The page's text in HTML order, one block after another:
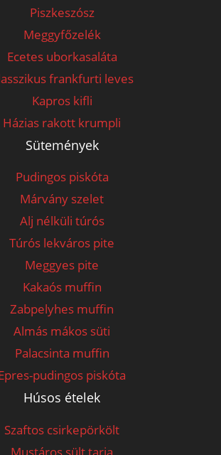
Piszkeszósz
Meggyfőzelék
Ecetes uborkasaláta
frankfurti leves
Kapros kifli
Házias rakott krumpli
Sütemények
Pudingos piskóta
Márvány szelet
Alj nélküli túrós
Túrós lekváros pite
Meggyes pite
Kakaós muffin
Zabpelyhes muffin
Almás mákos süti
Palacsinta muffin
pudingos piskóta
Húsos ételek
Szaftos csirkepörkölt